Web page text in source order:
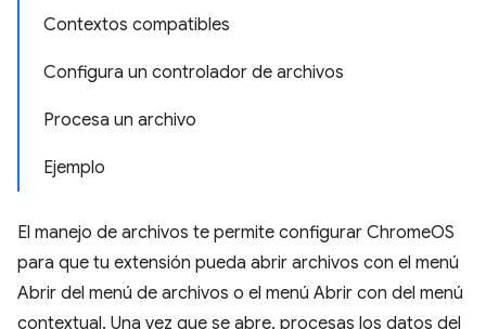
Contextos compatibles
Configura un controlador de archivos
Procesa un archivo
Ejemplo
El manejo de archivos te permite configurar ChromeOS
para que tu extensión pueda abrir archivos con el menú
Abrir del menú de archivos o el menú Abrir con del menú
contextual. Una vez que se abre, procesas los datos del